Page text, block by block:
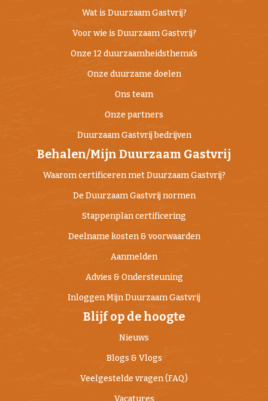
Wat is Duurzaam Gastvrij?
Voor wie is Duurzaam Gastvrij?
Onze 12 duurzaamheidsthema's
Onze duurzame doelen
Ons team
Onze partners
Duurzaam Gastvrij bedrijven
Behalen/Mijn Duurzaam Gastvrij
Waarom certificeren met Duurzaam Gastvrij?
De Duurzaam Gastvrij normen
Stappenplan certificering
Deelname kosten & voorwaarden
Aanmelden
Advies & Ondersteuning
Inloggen Mijn Duurzaam Gastvrij
Blijf op de hoogte
Nieuws
Blogs & Vlogs
Veelgestelde vragen (FAQ)
Vacatures